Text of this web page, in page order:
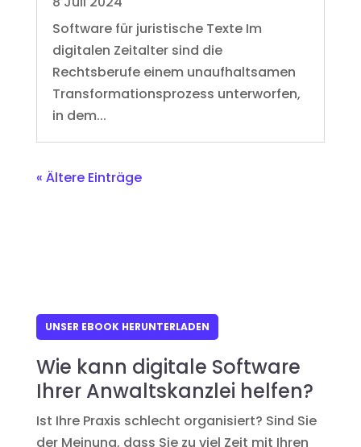
Software für juristische Texte Im
digitalen Zeitalter sind die
Rechtsberufe einem unaufhaltsamen
Transformationsprozess unterworfen,
in dem...
« Ältere Einträge
UNSER EBOOK HERUNTERLADEN
Wie kann digitale Software
Ihrer Anwaltskanzlei helfen?
Ist Ihre Praxis schlecht organisiert? Sind Sie
der Meinung, dass Sie zu viel Zeit mit Ihren